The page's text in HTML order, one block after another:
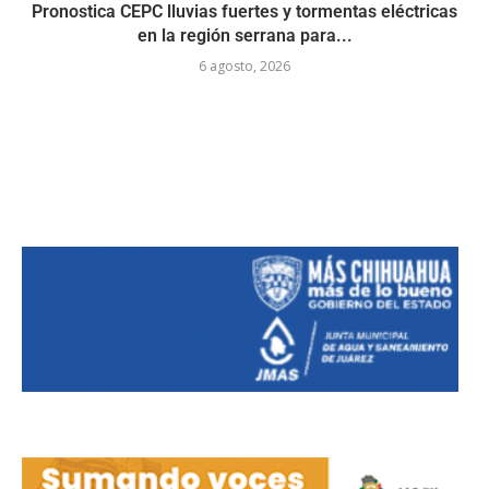
Pronostica CEPC lluvias fuertes y tormentas eléctricas
en la región serrana para...
6 agosto, 2026